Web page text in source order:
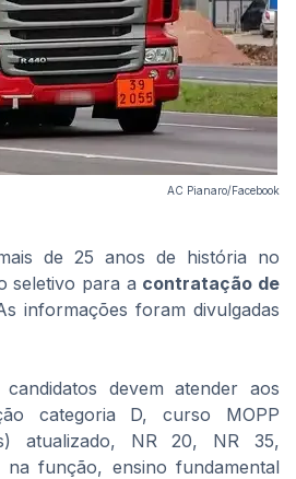
AC Pianaro/Facebook
de 25 anos de história no
seletivo para a contratação de
informações foram divulgadas
devem atender aos
categoria D, curso MOPP
atualizado, NR 20, NR 35,
na função, ensino fundamental